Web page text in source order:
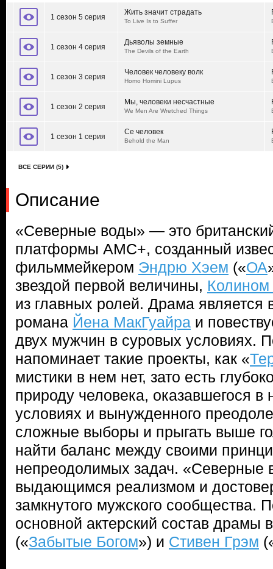
1 сезон 5 серия
Жить значит страдать
To Live Is to Suffer
1 сезон 4 серия
Дьяволы земные
The Devils of the Earth
1 сезон 3 серия
Человек человеку волк
Homo Homini Lupus
1 сезон 2 серия
Мы, человеки несчастные
We Men Are Wretched Things
1 сезон 1 серия
Се человек
Behold the Man
ВСЕ СЕРИИ (5)
Описание
«Северные воды» — это
платформы AMC+, созданный
фильммейкером Эндрю Хэем («ОА
звездой первой величины,
из главных ролей. Драма является
романа Йена МакГуайра и
двух мужчин в суровых условиях.
напоминает такие проекты, как «
мистики в нем нет, зато есть
природу человека, оказавшегося
условиях и вынужденного
сложные выборы и прыгать выше
найти баланс между своими
непреодолимых задач. «Северные
выдающимся реализмом и
замкнутого мужского сообщества.
основной актерский состав драмы
(«Забытые Богом») и Стивен Грэм